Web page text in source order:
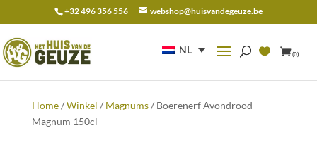
+32 496 356 556 webshop@huisvandegeuze.be
NL (0)
naar:
Home/Winkel / Magnums/ Boerenerf Avondrood
Magnum 150cl